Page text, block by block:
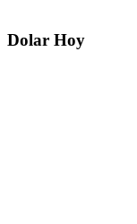
Dolar Hoy